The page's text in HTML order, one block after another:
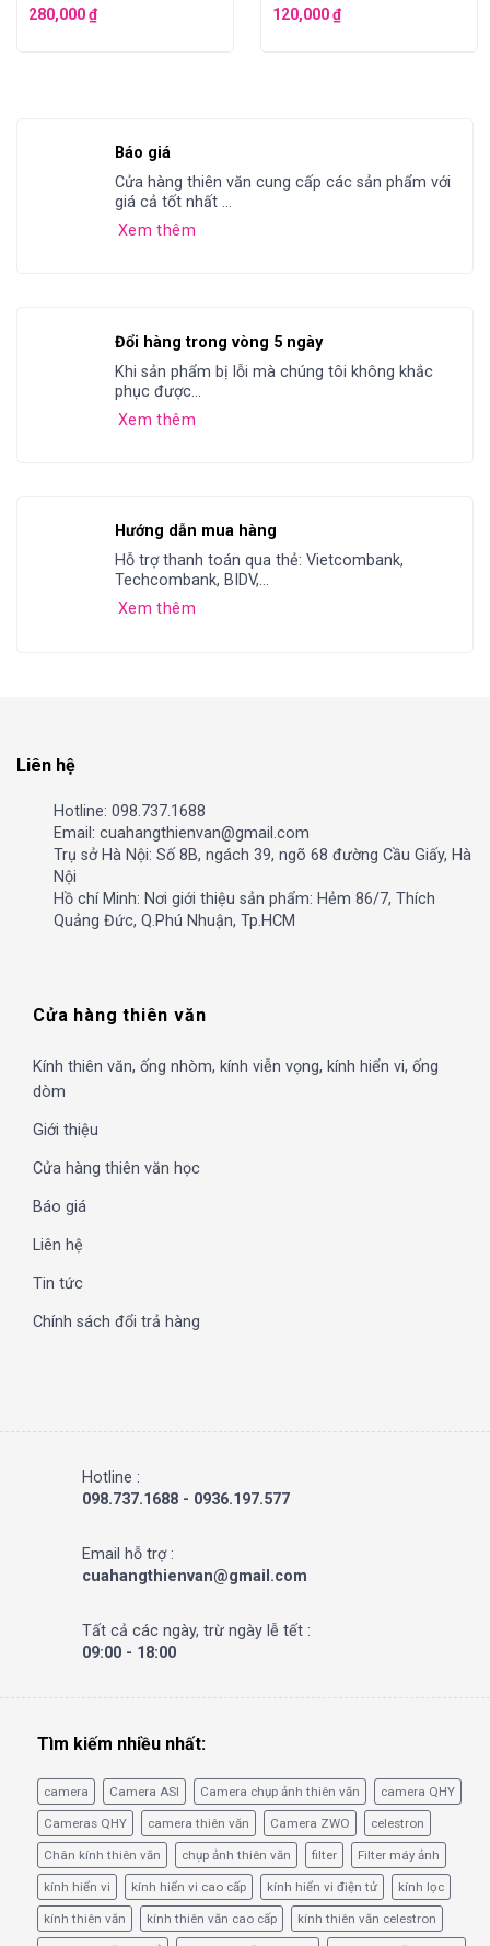
280,000₫
120,000₫
Báo giá
Cửa hàng thiên văn cung cấp các sản phẩm với
giá cả tốt nhất ...
Xem thêm
Đổi hàng trong vòng 5 ngày
Khi sản phẩm bị lỗi mà chúng tôi không khắc
phục được...
Xem thêm
Hướng dẫn mua hàng
Hỗ trợ thanh toán qua thẻ: Vietcombank,
Techcombank, BIDV,...
Xem thêm
Liên hệ
Hotline: 098.737.1688
Email: cuahangthienvan@gmail.com
Trụ sở Hà Nội: Số 8B, ngách 39, ngõ 68 đường Cầu Giấy, Hà
Nội
Hồ chí Minh: Nơi giới thiệu sản phẩm: Hẻm 86/7, Thích
Quảng Đức, Q.Phú Nhuận, Tp.HCM
Cửa hàng thiên văn
Kính thiên văn, ống nhòm, kính viễn vọng, kính hiển vi, ống
dòm
Giới thiệu
Cửa hàng thiên văn học
Báo giá
Liên hệ
Tin tức
Chính sách đổi trả hàng
Hotline :
098.737.1688 - 0936.197.577
Email hỗ trợ :
cuahangthienvan@gmail.com
Tất cả các ngày, trừ ngày lễ tết :
09:00 - 18:00
Tìm kiếm nhiều nhất:
camera Camera ASI Camera chụp ảnh thiên văn camera QHY
Cameras QHY camera thiên văn Camera ZWO celestron
Chân kính thiên văn chụp ảnh thiên văn filter Filter máy ảnh
kính hiển vi kính hiển vi cao cấp kính hiển vi điện tử kính lọc
kính thiên văn kính thiên văn cao cấp kính thiên văn celestron